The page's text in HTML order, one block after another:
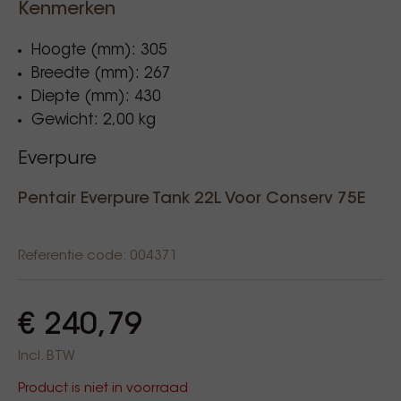
Kenmerken
Hoogte (mm): 305
Breedte (mm): 267
Diepte (mm): 430
Gewicht: 2,00 kg
Everpure
Pentair Everpure Tank 22L Voor Conserv 75E
Referentie code: 004371
€ 240,79
Incl. BTW
Product is niet in voorraad